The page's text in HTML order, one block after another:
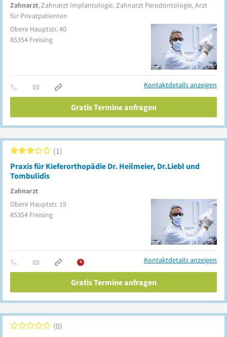
Zahnarzt, Zahnarzt Implantologie, Zahnarzt Parodontologie, Arzt
für Privatpatienten
Obere Hauptstr. 40
85354 Freising
Kontaktdetails anzeigen
Gratis Termine anfragen
Praxis für Kieferorthopädie Dr. Heilmeier, Dr.Liebl und
Tombulidis
Zahnarzt
1
Obere Hauptstr. 19
85354 Freising
Kontaktdetails anzeigen
Gratis Termine anfragen
0